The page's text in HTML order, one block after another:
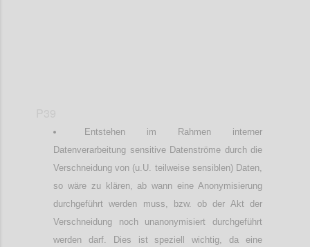
Entstehen im Rahmen interner
Datenverarbeitung sensitive Datenströme durch die
Verschneidung von (u.U. teilweise sensiblen) Daten,
so wäre zu klären, ab wann eine Anonymisierung
durchgeführt werden muss, bzw. ob der Akt der
Verschneidung noch unanonymisiert durchgeführt
werden darf. Dies ist speziell wichtig, da eine